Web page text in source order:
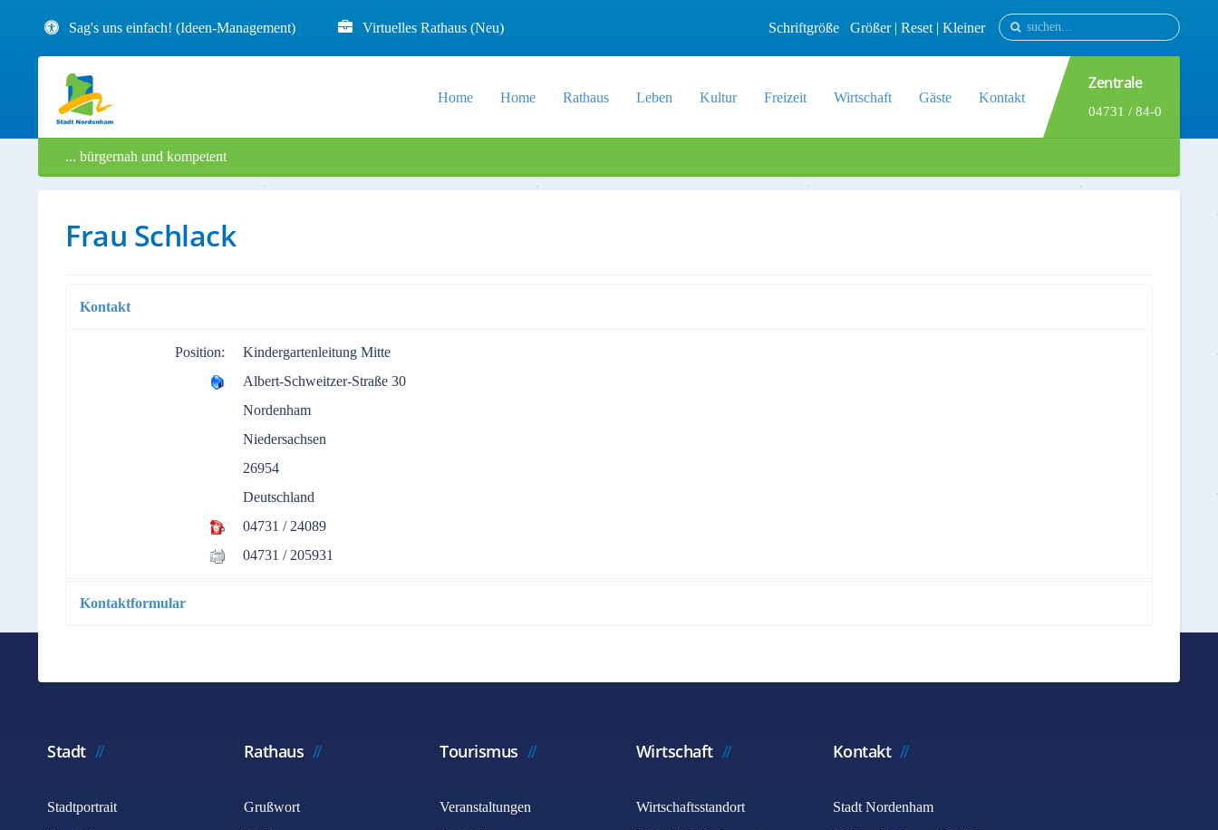
Sag's uns einfach! (Ideen-Management) Virtuelles Rathaus (Neu) Schriftgröße Größer| Reset | Kleiner
Home Home Rathaus Leben Kultur Freizeit Wirtschaft Gäste Kontakt
Zentrale
04731 / 84-0
... bürgernah und kompetent
Frau Schlack
Kontakt
Position:
Kindergartenleitung Mitte
Albert-Schweitzer-Straße 30
Nordenham
Niedersachsen
26954
Deutschland
04731 / 24089
04731 / 205931
Kontaktformular
*Benötigtes Feld
E-Mail
Stadt
Stadtportrait
Rathaus
Grußwort
Tourismus
Veranstaltungen
Wirtschaft
Wirtschaftsstandort
Kontakt
Stadt Nordenham